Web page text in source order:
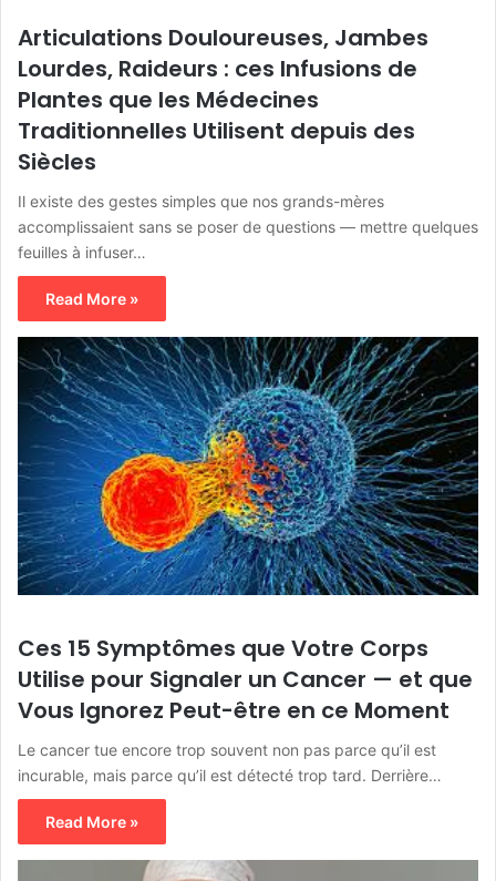
Articulations Douloureuses, Jambes
Lourdes, Raideurs : ces Infusions de
Plantes que les Médecines
Traditionnelles Utilisent depuis des
Siècles
Il existe des gestes simples que nos grands-mères
accomplissaient sans se poser de questions — mettre quelques
feuilles à infuser…
Read More »
Ces 15 Symptômes que Votre Corps
Utilise pour Signaler un Cancer — et que
Vous Ignorez Peut-être en ce Moment
Le cancer tue encore trop souvent non pas parce qu’il est
incurable, mais parce qu’il est détecté trop tard. Derrière…
Read More »